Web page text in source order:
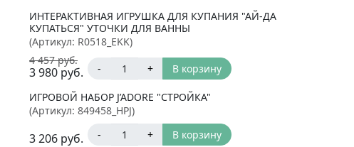
ИНТЕРАКТИВНАЯ ИГРУШКА ДЛЯ КУПАНИЯ "АЙ-ДА
КУПАТЬСЯ" УТОЧКИ ДЛЯ ВАННЫ
(Артикул: R0518_EKK)
4 457руб.
3 980 руб. - + В корзину
ИГРОВОЙ НАБОР J’ADORE "СТРОЙКА"
(Артикул: 849458_HPJ)
3 206 руб. - + В корзину